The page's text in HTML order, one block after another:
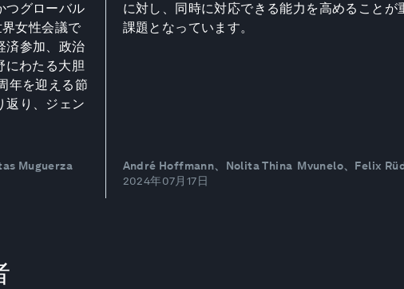
つグローバル
女性会議で
済参加、政治
にわたる大胆
年を迎える節
返り、ジェン
Muguerza
に対し、同時に対応できる能力を高めることが
課題となっています。
André Hoffmann、Nolita Thina Mvunelo、Felix
2024年07月17日